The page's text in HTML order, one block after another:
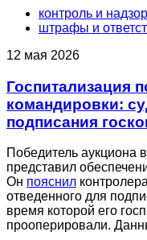
контроль и надзор
штрафы и
12 мая 2026
Госпитализация
командировки:
подписания
Победитель аукциона
представил
Он пояснил
отведенного для
время которой его
прооперировали.